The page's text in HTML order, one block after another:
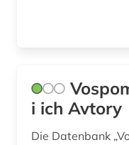
i ich Avtory
Die Datenbank